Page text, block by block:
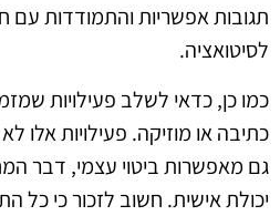
תגובות אפשריות והתמודדות עם
לסיטואציה.
כמו כן, כדאי לשלב פעילויות
כתיבה או מוזיקה. פעילויות אלו
גם מאפשרות ביטוי עצמי, דבר
יכולת אישית. חשוב לזכור כי כל